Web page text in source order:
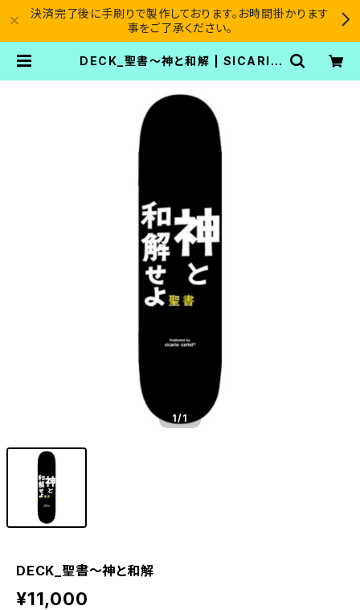
決済完了後に手刷りで製作しております。お時間掛かります
事をご了承ください。
DECK_聖書～神と和解 | SICARIO
1/1
DECK_聖書～神と和解
¥11,000